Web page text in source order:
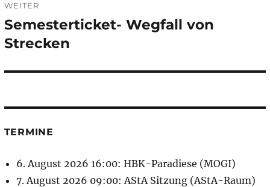
WEITER
Nächster
Beitrag:
Semesterticket- Wegfall von
Strecken
TERMINE
6. August 2026 16:00: HBK-Paradiese (MOGI)
7. August 2026 09:00: AStA Sitzung (AStA-Raum)